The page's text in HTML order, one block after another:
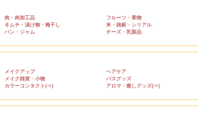
肉・肉加工品 フルーツ・果物
キムチ・漬け物・梅干し 米・雑穀・シリアル
パン・ジャム チーズ・乳製品
メイクアップ ヘアケア
メイク雑貨・小物 バスグッズ
カラーコンタクト(⇒) アロマ・癒しグッズ(⇒)